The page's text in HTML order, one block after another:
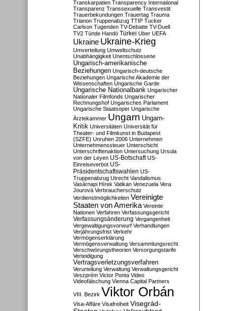
Transkarpatien Transparency International
Transparenz Transsexuelle Transvestit
Trauerbekundungen Trauertag Trauma
Trianon Truppenabzug TTIP Tucker
Carlson Tugenden TV-Debatte TV-Duell
TV2 Tünde Handó Türkei Uber UEFA
Ukraine Ukraine-Krieg
Umverteilung Umweltschutz
Unabhängigkeit Unentschlossene
Ungarisch-amerikanische
Beziehungen Ungarisch-deutsche
Beziehungen Ungarische Akademie der
Wissenschaften Ungarische Garde
Ungarische Nationalbank Ungarischer
Nationaler Filmfonds Ungarischer
Rechnungshof Ungarisches Parlament
Ungarische Staatsoper Ungarische
Ärztekammer Ungarn Ungarn-
Kritik Universitäten Universität für
Theater- und Filmkunst in Budapest
(SZFE) Unruhen 2006 Unternehmen
Unternehmenssteuer Unterschicht
Unterschriftenaktion Untersuchung Ursula
von der Leyen US-Botschaft US-
Einreiseverbot US-
Präsidentschaftswahlen US-
Truppenabzug Utrecht Vandalismus
Vasárnapi Hírek Vatikan Venezuela Vera
Jourová Verbraucherschutz
Verdienstmöglichkeiten Vereinigte
Staaten von Amerika Vereinte
Nationen Verfahren Verfassungsgericht
Verfassungsänderung Vergangenheit
Vergewaltigungsvorwurf Verhandlungen
Verjährungsfrist Verkehr
Vermögenserklärung
Vermögensverwaltung Versammlungsrecht
Verschwörungstheorien Versorgungstarife
Verteidigung
Vertragsverletzungsverfahren
Verurteilung Verwaltung Verwaltungsgericht
Veszprém Victor Ponta Video
Videofälschung Vienna Capital Partners
VIII. Bezirk Viktor Orbán
Visa-Affäre Visafreiheit Visegrád-